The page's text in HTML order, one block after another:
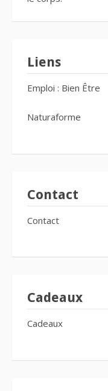
Liens
Emploi : Bien Être
Naturaforme
Contact
Contact
Cadeaux
Cadeaux